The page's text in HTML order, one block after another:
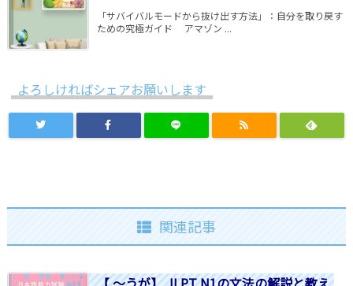
「サバイバルモードから抜け出す方法」：自分を取り戻す
ための究極ガイド アマゾン ...
よろしければシェアお願いします
関連記事